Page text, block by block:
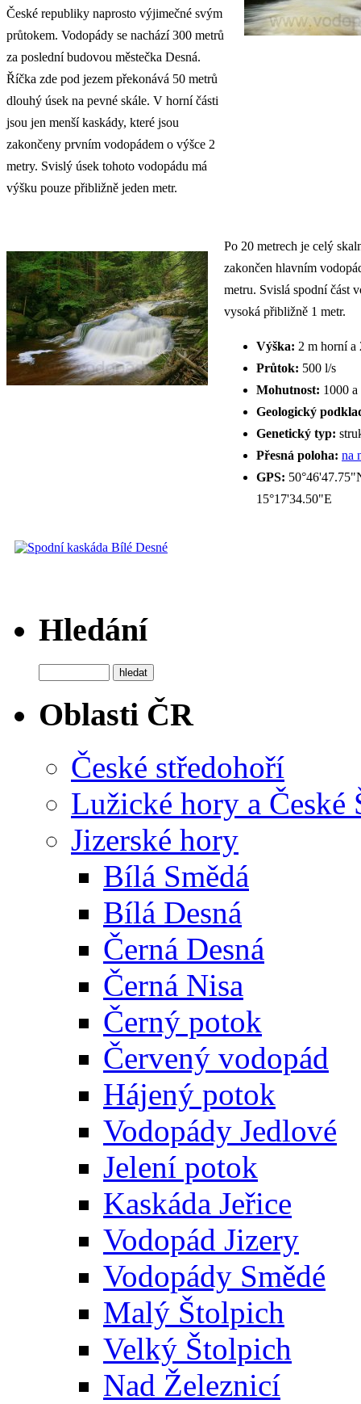
České republiky naprosto výjimečné svým
průtokem. Vodopády se nachází 300 metrů
za poslední budovou městečka Desná.
Říčka zde pod jezem překonává 50 metrů
dlouhý úsek na pevné skále. V horní části
jsou jen menší kaskády, které jsou
zakončeny prvním vodopádem o výšce 2
metry. Svislý úsek tohoto vodopádu má
výšku pouze přibližně jeden metr.
Po 20 metrech je celý
zakončen hlavním
metru. Svislá spodní část
vysoká přibližně 1 metr.
Výška: 2 m horní a
Průtok: 500 l/s
Mohutnost: 1000
Geologický
Genetický typ:
Přesná poloha: na
GPS:
15°17'34.50"E
Hledání
Oblasti ČR
České středohoří
Lužické hory a České
Jizerské hory
Bílá Smědá
Bílá Desná
Černá Desná
Černá Nisa
Černý potok
Červený vodopád
Hájený potok
Vodopády Jedlové
Jelení potok
Kaskáda Jeřice
Vodopád Jizery
Vodopády Smědé
Malý Štolpich
Velký Štolpich
Nad Železnicí